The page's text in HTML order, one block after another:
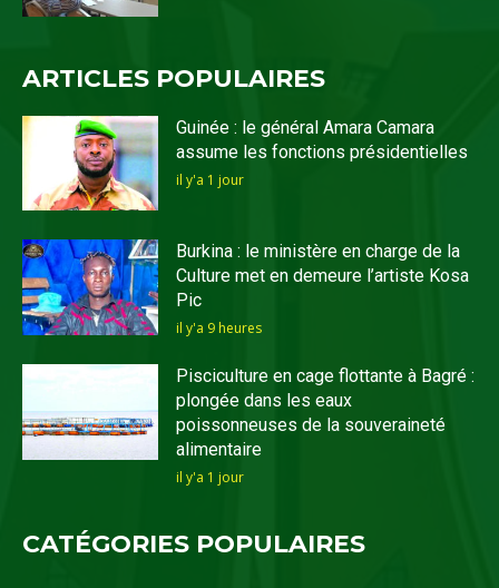
ARTICLES POPULAIRES
Guinée : le général Amara Camara
assume les fonctions présidentielles
il y'a 1 jour
Burkina : le ministère en charge de la
Culture met en demeure l’artiste Kosa
Pic
il y'a 9 heures
Pisciculture en cage flottante à Bagré :
plongée dans les eaux
poissonneuses de la souveraineté
alimentaire
il y'a 1 jour
CATÉGORIES POPULAIRES